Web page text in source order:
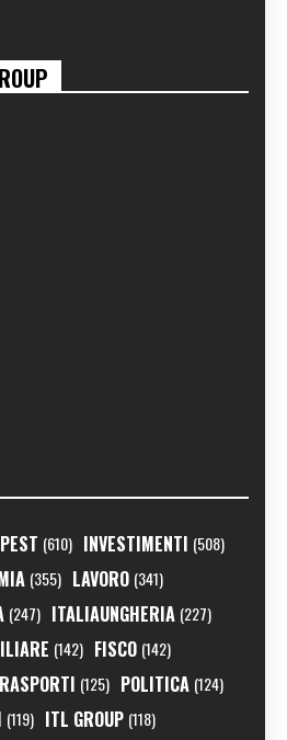
(610) INVESTIMENTI (508)
(355) LAVORO (341)
(247) ITALIAUNGHERIA (227)
(142) FISCO (142)
(125) POLITICA (124)
(119) ITL GROUP (118)